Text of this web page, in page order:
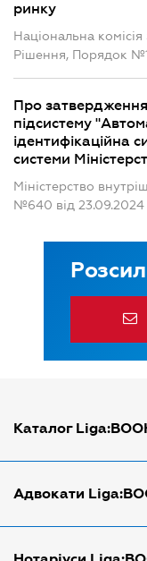
ринку
Національна
Рішення, Порядок
Про
підсистему
ідентифікаційна
системи
Міністерство
№640 від 23.09.2024
Каталог
Адвокат по ДТП
Адвокати